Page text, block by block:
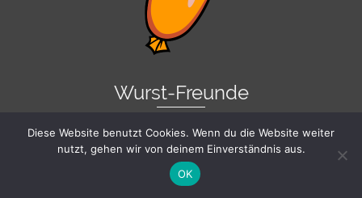
Wurst-Freunde
Hornoxe
Diese Website benutzt Cookies. Wenn du die Website weiter
nutzt, gehen wir von deinem Einverständnis aus.
OK